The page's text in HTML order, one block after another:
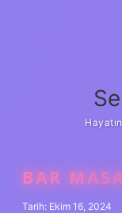
BAR
Tarih: Ekim 16, 2024